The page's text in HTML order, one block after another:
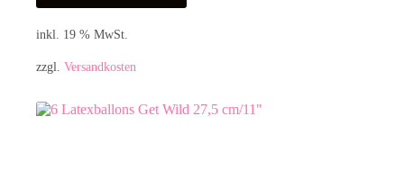
inkl. 19 % MwSt.
zzgl. Versandkosten